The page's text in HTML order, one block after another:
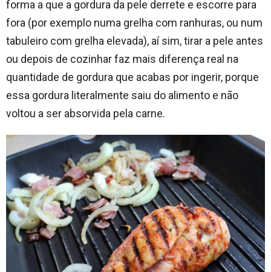
forma a que a gordura da pele derrete e escorre para
fora (por exemplo numa grelha com ranhuras, ou num
tabuleiro com grelha elevada), aí sim, tirar a pele antes
ou depois de cozinhar faz mais diferença real na
quantidade de gordura que acabas por ingerir, porque
essa gordura literalmente saiu do alimento e não
voltou a ser absorvida pela carne.